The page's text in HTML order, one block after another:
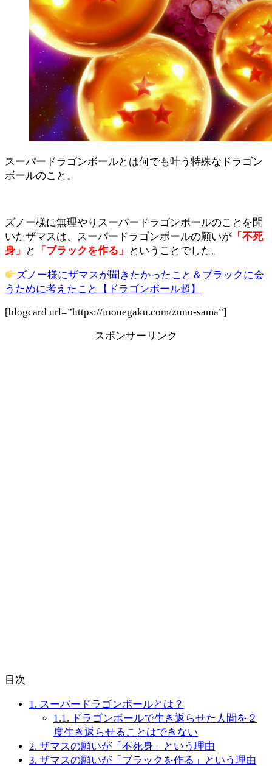
スーパードラゴンボールとは何でも叶う特殊なドラゴン
ボールのこと。
ズノー様に無理やりスーパードラゴンボールのことを聞
いたザマスは、スーパードラゴンボールの願いが 「不死
身」
と 「ブラックを作る」 ということでした。
ズノー様にザマスが聞きたかったこと＆ブラックに会
うために考えたこと【ドラゴンボール超】
[blogcard url=”https://inouegaku.com/zuno-sama”]
スポンサーリンク
目次
1. スーパードラゴンボールとは？
1.1. ドラゴンボールで生き返らせた人間を２
度生き返らせることはできない
2. ザマスの願いが「不死身」という理由
3. ザマスの願いが「ブラックを作る」という理由